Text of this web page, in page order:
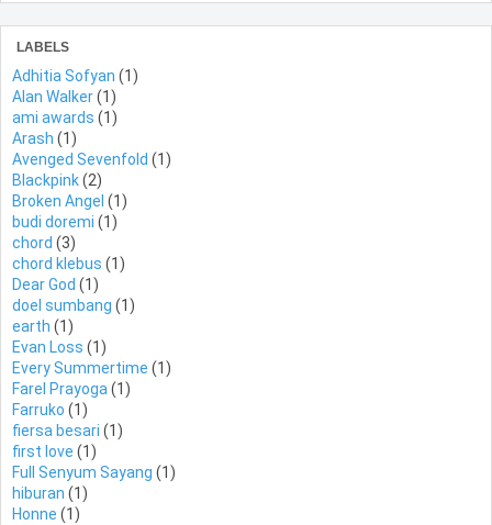
LABELS
Adhitia Sofyan (1)
Alan Walker(1)
ami awards (1)
Arash (1)
Avenged Sevenfold (1)
Blackpink(2)
Broken Angel (1)
budi doremi (1)
chord (3)
chord klebus (1)
Dear God (1)
doel sumbang (1)
earth (1)
Evan Loss (1)
Every Summertime (1)
Farel Prayoga (1)
Farruko (1)
fiersa besari (1)
first love (1)
Full Senyum Sayang (1)
hiburan (1)
Honne (1)